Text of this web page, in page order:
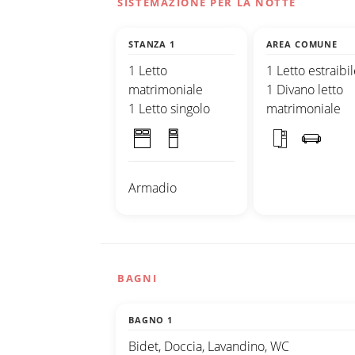
STANZA 1
1 Letto
matrimoniale
1 Letto singolo
Armadio
AREA COMUNE
1 Letto
1 Divano letto
matrimoniale
BAGNI
BAGNO 1
Bidet, Doccia, Lavandino, WC